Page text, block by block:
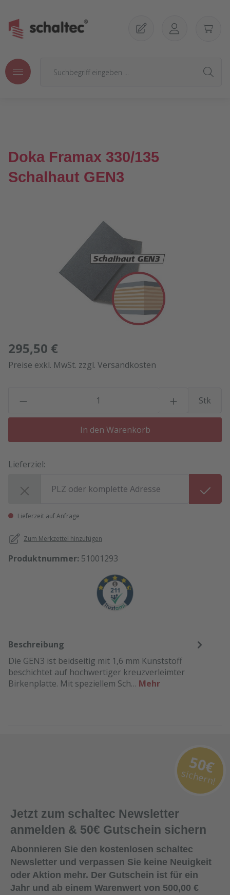
Doka Framax 330/135
Schalhaut GEN3
Bildergalerie überspringen
295,50 €
Preise exkl. MwSt. zzgl. Versandkosten
Stk
In den Warenkorb
Lieferziel:
Lieferzeit auf Anfrage
Zum Merkzettel hinzufügen
Produktnummer: 51001293
Beschreibung
Die GEN3 ist beidseitig mit 1,6 mm Kunststoff
beschichtet auf hochwertiger kreuzverleimter
Birkenplatte. Mit speziellem Sch… Mehr
Jetzt zum schaltec Newsletter
anmelden & 50€ Gutschein sichern
Abonnieren Sie den kostenlosen schaltec
Newsletter und verpassen Sie keine Neuigkeit
oder Aktion mehr. Der Gutschein ist für ein
Jahr und ab einem Warenwert von 500,00 €
50€
sichern!